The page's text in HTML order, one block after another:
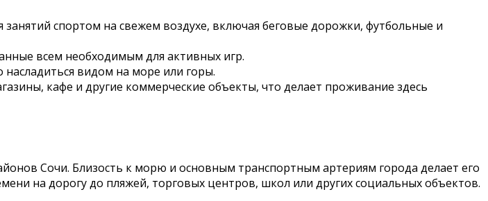
спортом на свежем воздухе, включая беговые дорожки, футбольные и
всем необходимым для активных игр.
видом на море или горы.
кафе и другие коммерческие объекты, что делает проживание здесь
Сочи. Близость к морю и основным транспортным артериям города делает его
на дорогу до пляжей, торговых центров, школ или других социальных объектов.